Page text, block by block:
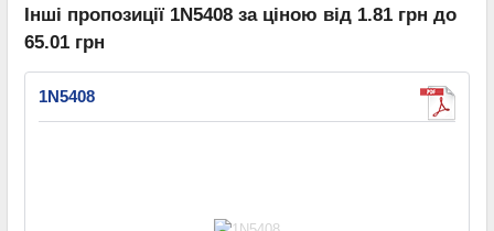
Інші пропозиції 1N5408 за ціною від 1.81 грн до
65.01 грн
1N5408